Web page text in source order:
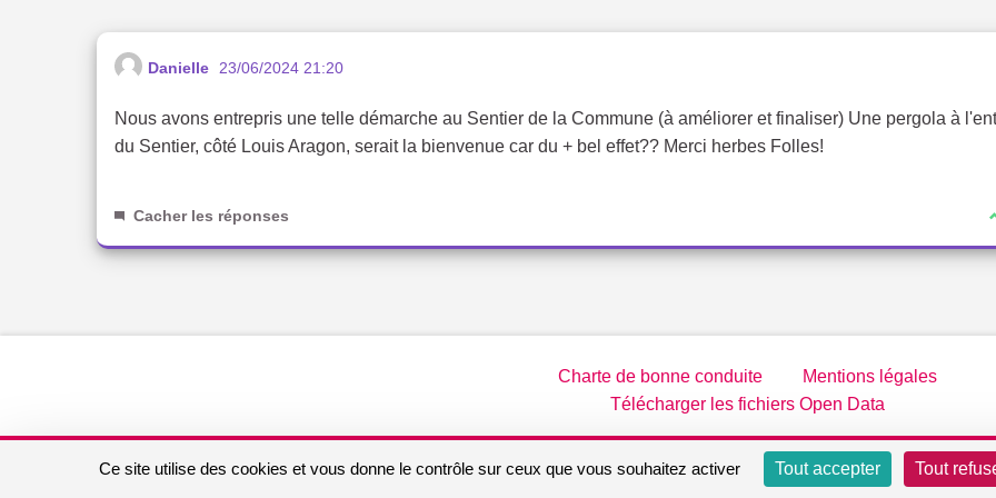
Danielle 23/06/2024 21:20
Nous avons entrepris une telle démarche au Sentier de la Commune (à améliorer et finaliser) Une pergola à
du Sentier, côté Louis Aragon, serait la bienvenue car du + bel effet?? Merci herbes Folles!
Cacher les réponses
Charte de bonne conduite
Mentions légales
Télécharger les fichiers Open Data
Site réalisé parOpen Source Politics
(Lien externe)
grâce aulogiciel libre
Ce site utilise des cookies et vous donne le contrôle sur ceux que vous souhaitez activer Tout accepter Tout